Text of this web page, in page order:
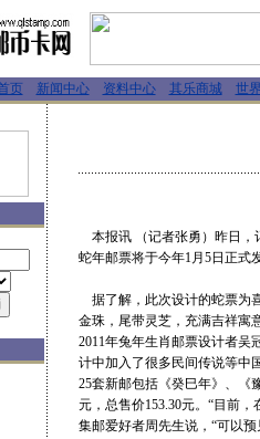
页 新闻中心 资料中心 其乐商城 世
本报讯 （记者张勇）昨日，
蛇年邮票将于今年1月5日正式
据了解，此次设计的蛇票为
金珠，尾带灵芝，充满吉祥寓
2011年兔年生肖邮票设计者吴
计中加入了很多民间传说等中
25套新邮包括《癸巳年》、《
元，总售价153.30元。“目前
集邮爱好者周先生说，“可以